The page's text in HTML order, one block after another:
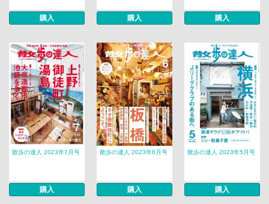
購入 購入 購入
散歩の達人 2023年7月号
購入
散歩の達人 2023年6月号
購入
散歩の達人 2023年5月号
購入